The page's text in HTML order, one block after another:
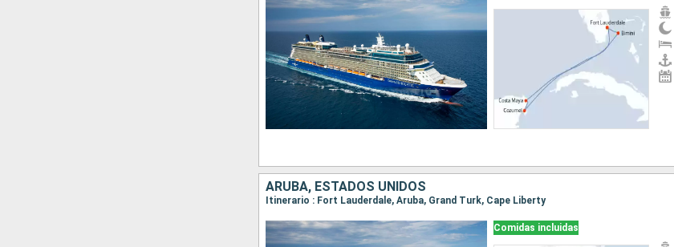
ARUBA, ESTADOS UNIDOS
Itinerario : Fort Lauderdale, Aruba, Grand Turk, Cape Liberty
Comidas incluidas